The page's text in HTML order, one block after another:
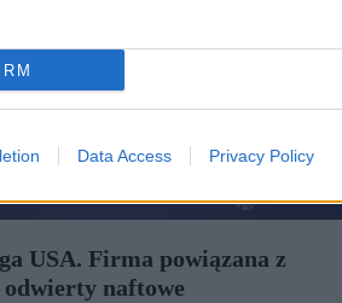
Data Access Privacy Policy
USA. Firma powiązana z
naftowe